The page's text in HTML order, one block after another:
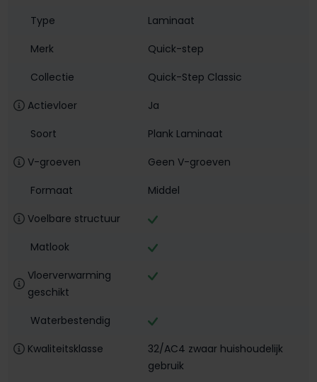
Type
Laminaat
Merk
Quick-step
Collectie
Quick-Step Classic
Actievloer
Ja
Soort
Plank Laminaat
V-groeven
Geen V-groeven
Formaat
Middel
Voelbare structuur
Matlook
Vloerverwarming
geschikt
Waterbestendig‎
Kwaliteitsklasse
32/AC4 zwaar huishoudelijk
gebruik